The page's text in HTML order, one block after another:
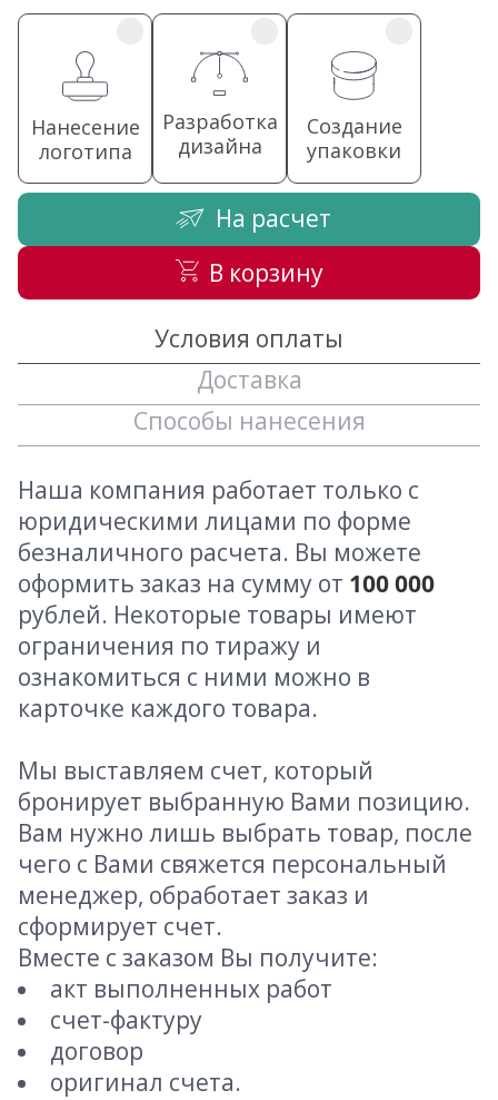
Нанесение
логотипа
Разработка
дизайна
Создание
упаковки
На расчет
В корзину
Условия оплаты
Доставка
Способы нанесения
Наша компания работает только с
юридическими лицами по форме
безналичного расчета. Вы можете
оформить заказ на сумму от 100 000
рублей. Некоторые товары имеют
ограничения по тиражу и
ознакомиться с ними можно в
карточке каждого товара.
Мы выставляем счет, который
бронирует выбранную Вами позицию.
Вам нужно лишь выбрать товар, после
чего с Вами свяжется персональный
менеджер, обработает заказ и
сформирует счет.
Вместе с заказом Вы получите:
акт выполненных работ
счет-фактуру
договор
оригинал счета.